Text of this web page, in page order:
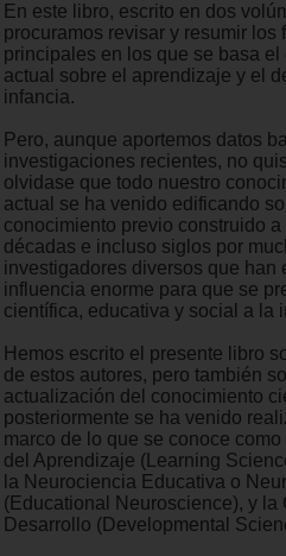
En este libro, escrito en dos
procuramos revisar y resumir los
principales en los que se basa
actual sobre el aprendizaje y el
infancia.
Pero, aunque aportemos datos
investigaciones recientes, no
olvidase que todo nuestro
actual se ha venido edificando
conocimiento previo construido
décadas e incluso siglos por
investigadores diversos que han
influencia enorme para que se
científica, educativa y social a la
Hemos escrito el presente libro
de estos autores, pero también
actualización del conocimiento
posteriormente se ha venido
marco de lo que se conoce
del Aprendizaje (Learning
la Neurociencia Educativa o
(Educational Neuroscience), y la
Desarrollo (Developmental